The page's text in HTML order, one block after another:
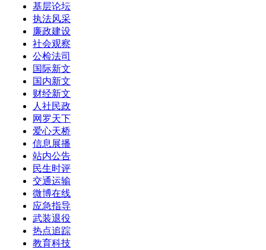
基层论坛
执法风采
廉政建设
社会观察
公检法司
国际新文
国内新文
财经新文
人社民政
网罗天下
爱心天桥
信息展播
站内公告
民生时评
交通运输
微博在线
应急指导
武装退役
热点追踪
教育科技